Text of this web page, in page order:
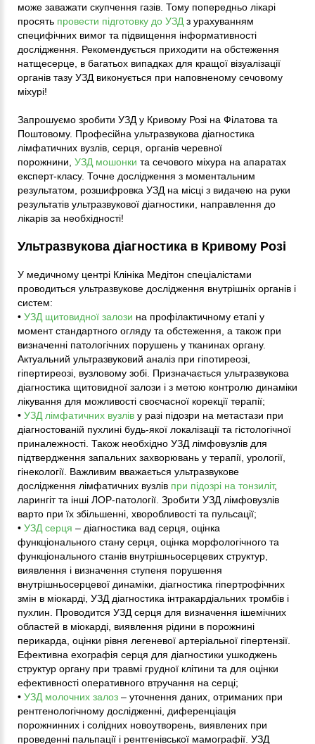
може заважати скупчення газів. Тому попередньо лікарі
просять провести підготовку до УЗД з урахуванням
специфічних вимог та підвищення інформативності
дослідження. Рекомендується приходити на обстеження
натщесерце, в багатьох випадках для кращої візуалізації
органів тазу УЗД виконується при наповненому сечовому
міхурі!
Запрошуємо зробити УЗД у Кривому Розі на Філатова та
Поштовому. Професійна ультразвукова діагностика
лімфатичних вузлів, серця, органів черевної
порожнини, УЗД мошонки та сечового міхура на апаратах
експерт-класу. Точне дослідження з моментальним
результатом, розшифровка УЗД на місці з видачею на руки
результатів ультразвукової діагностики, направлення до
лікарів за необхідності!
Ультразвукова діагностика в Кривому Розі
У медичному центрі Клініка Медітон спеціалістами
проводиться ультразвукове дослідження внутрішніх органів і
систем:
• УЗД щитовидної залози на профілактичному етапі у
момент стандартного огляду та обстеження, а також при
визначенні патологічних порушень у тканинах органу.
Актуальний ультразвуковий аналіз при гіпотиреозі,
гіпертиреозі, вузловому зобі. Призначається ультразвукова
діагностика щитовидної залози і з метою контролю динаміки
лікування для можливості своєчасної корекції терапії;
• УЗД лімфатичних вузлів у разі підозри на метастази при
діагностованій пухлині будь-якої локалізації та гістологічної
приналежності. Також необхідно УЗД лімфовузлів для
підтвердження запальних захворювань у терапії, урології,
гінекології. Важливим вважається ультразвукове
дослідження лімфатичних вузлів при підозрі на тонзиліт,
ларингіт та інші ЛОР-патології. Зробити УЗД лімфовузлів
варто при їх збільшенні, хворобливості та пульсації;
• УЗД серця – діагностика вад серця, оцінка
функціонального стану серця, оцінка морфологічного та
функціонального станів внутрішньосерцевих структур,
виявлення і визначення ступеня порушення
внутрішньосерцевої динаміки, діагностика гіпертрофічних
змін в міокарді, УЗД діагностика інтракардіальних тромбів і
пухлин. Проводится УЗД серця для визначення ішемічних
областей в міокарді, виявлення рідини в порожнині
перикарда, оцінки рівня легеневої артеріальної гіпертензії.
Ефективна ехографія серця для діагностики ушкоджень
структур органу при травмі грудної клітини та для оцінки
ефективності оперативного втручання на серці;
• УЗД молочних залоз – уточнення даних, отриманих при
рентгенологічному дослідженні, диференціація
порожнинних і солідних новоутворень, виявлених при
проведенні пальпації і рентгенівської мамографії. УЗД